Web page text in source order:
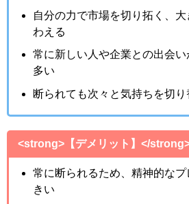
自分の力で市場を切り拓く、
わえる
常に新しい人や企業との出会
多い
断られても次々と気持ちを切り
<strong>【デメリット】</
常に断られるため、精神的な
きい